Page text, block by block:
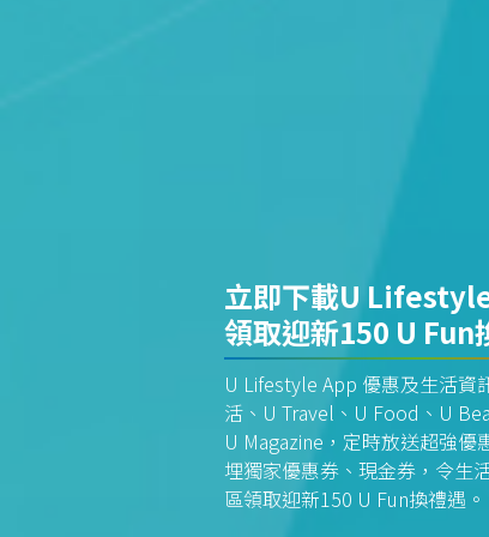
立即下載U
領取迎新150 U Fun
U Lifestyle App 優惠及生活資
活、U Travel、U Food、U
U Magazine，定時放送超強
埋獨家優惠券、現金券，令生
區領取迎新150 U Fun換禮遇。